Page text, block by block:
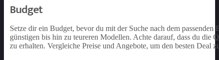
Budget
Setze dir ein Budget, bevor du mit der Suche nach dem
günstigen bis hin zu teureren Modellen. Achte darauf, dass du die
zu erhalten. Vergleiche Preise und Angebote, um den besten Deal